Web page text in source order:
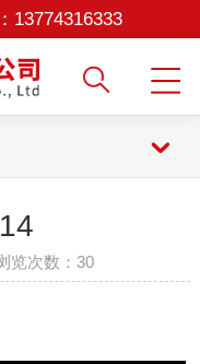
13774316333
览次数：30